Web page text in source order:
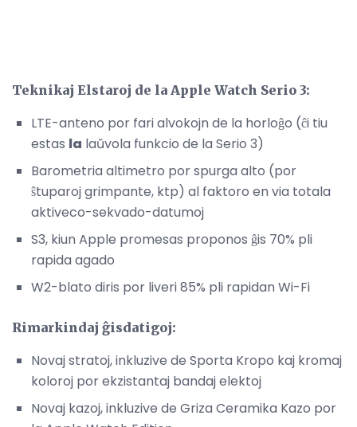
Teknikaj Elstaroj de la Apple Watch Serio 3:
LTE-anteno por fari alvokojn de la horloĝo (ĉi tiu
estas la laŭvola funkcio de la Serio 3)
Barometria altimetro por spurga alto (por
ŝtuparoj grimpante, ktp) al faktoro en via totala
aktiveco-sekvado-datumoj
S3, kiun Apple promesas proponos ĝis 70% pli
rapida agado
W2-blato diris por liveri 85% pli rapidan Wi-Fi
Rimarkindaj ĝisdatigoj:
Novaj stratoj, inkluzive de Sporta Kropo kaj kromaj
koloroj por ekzistantaj bandaj elektoj
Novaj kazoj, inkluzive de Griza Ceramika Kazo por